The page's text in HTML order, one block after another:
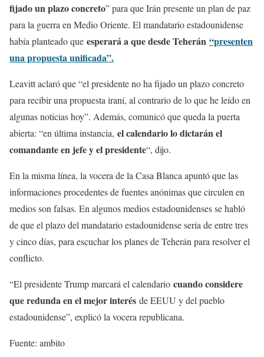
fijado un plazo concreto” para que Irán presente un plan de paz
para la guerra en Medio Oriente. El mandatario estadounidense
había planteado que esperará a que desde Teherán “presenten
una propuesta unificada”.
Leavitt aclaró que “el presidente no ha fijado un plazo concreto
para recibir una propuesta iraní, al contrario de lo que he leído en
algunas noticias hoy”. Además, comunicó que queda la puerta
abierta: “en última instancia, el calendario lo dictarán el
comandante en jefe y el presidente“, dijo.
En la misma línea, la vocera de la Casa Blanca apuntó que las
informaciones procedentes de fuentes anónimas que circulen en
medios son falsas. En algunos medios estadounidenses se habló
de que el plazo del mandatario estadounidense sería de entre tres
y cinco días, para escuchar los planes de Teherán para resolver el
conflicto.
“El presidente Trump marcará el calendario cuando considere
que redunda en el mejor interés de EEUU y del pueblo
estadounidense”, explicó la vocera republicana.
Fuente: ambito